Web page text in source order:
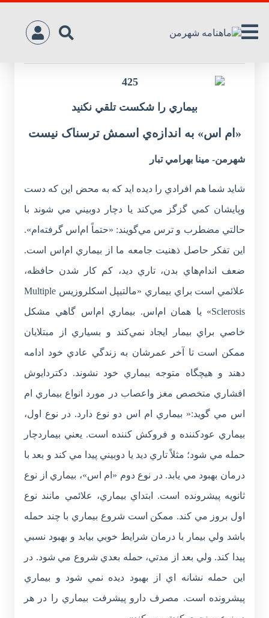
«ام اس» به اندازه‌ي اسمش ترسناک نيست
بيماري را شکست تلقي نکنيد
«ام اس» به اندازه‌ي اسمش ترسناک نيست
شهرمن- مينا بهرامي تبار
شايد شما هم افرادي را ديده ايد که به محض اين که دست
وپايشان کمي گزگز مي‌کند يا دچار دوبيني مي شوند با
حالتي مضطرب و ترس مي‌گويند: «حتماً ام‌اس گرفته‌ام».
اين تفکر حاصل ذهنيت جامعه ما از بيماري ام‌اس است.
ضعف اندام‌هاي بدن، تاري ديد، كم كار شدن حافظه،
علائمي است براي بيماري «مالتيپل اسکلروزيس Multiple
Sclerosis» يا همان ام‌اس. بيماري ام‌اس گاهي مشکل
خاصي براي بيمار ايجاد نمي‌کند و بسياري از مبتلايان
ممكن است تا آخر عمرشان به زندگي عادي خود ادامه
دهند و هيچگاه متوجه بيماري خود نشوند. دكتردايوش
افشاري متخصص مغز واعصاب در مورد انواع بيماري ام
اس مي گويد:« بيماري ام اس دو نوع دارد. در نوع اول،
بيماري عودکننده و فروکش کننده است. يعني بيماردچار
حمله مي شود؛ مثلاً تاري ديد يا دوبيني پيدا مي کند و بعد با
درمان بهبود مي يابد. در نوع دوم «ام اس»، بيماري از نوع
ثانويه پيشرونده است. ابتداي بيماري، علائمي مانند نوع
اول بروز مي کند. ممکن است شروع بيماري با چند حمله
باشد ولي بيمار با درمان شرايط خوبي بيابد و بهبود نسبي
پيدا كند. ولي بعد از مدتي، حمله بعدي شروع مي شود. در
اين حمله نشانه اي از بهبود ديده نمي شود و بيماري
پيشرونده است. مصرف دارو پيشرفت بيماري را در هر